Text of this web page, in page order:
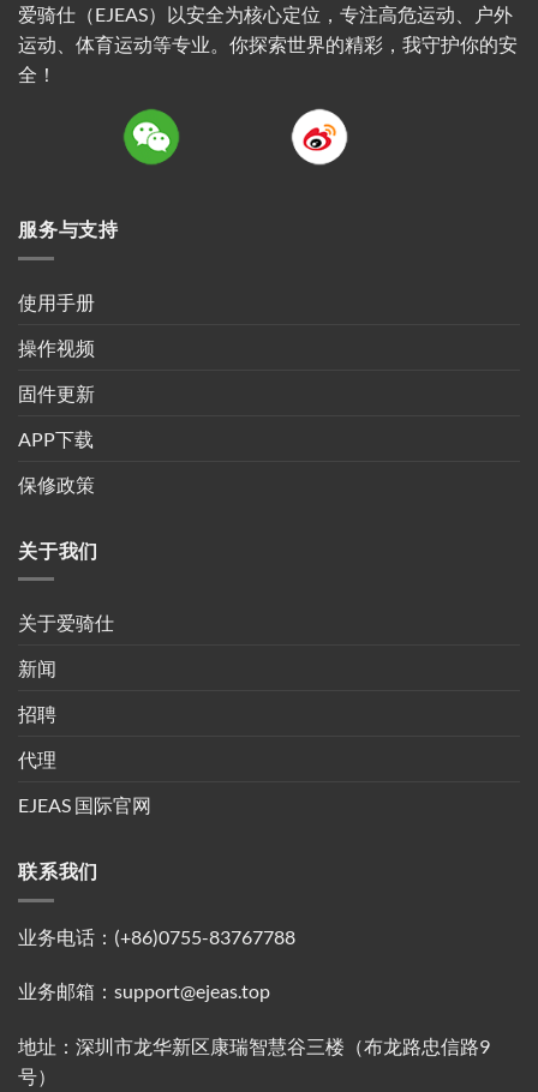
爱骑仕（EJEAS）以安全为核心定位，专注高危运动、户外
运动、体育运动等专业。你探索世界的精彩，我守护你的安
全！
服务与支持
使用手册
操作视频
固件更新
APP下载
保修政策
关于我们
关于爱骑仕
新闻
招聘
代理
EJEAS 国际官网
联系我们
业务电话：(+86)0755-83767788
业务邮箱：support@ejeas.top
地址：深圳市龙华新区康瑞智慧谷三楼（布龙路忠信路9
号）